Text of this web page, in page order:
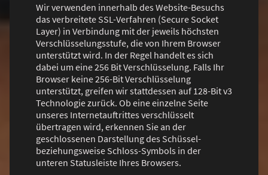
Wir verwenden innerhalb des Website-Besuchs
das verbreitete SSL-Verfahren (Secure Socket
Layer) in Verbindung mit der jeweils höchsten
Verschlüsselungsstufe, die von Ihrem Browser
unterstützt wird. In der Regel handelt es sich
dabei um eine 256 Bit Verschlüsselung. Falls Ihr
Browser keine 256-Bit Verschlüsselung
unterstützt, greifen wir stattdessen auf 128-Bit v3
Technologie zurück. Ob eine einzelne Seite
unseres Internetauftrittes verschlüsselt
übertragen wird, erkennen Sie an der
geschlossenen Darstellung des Schüssel-
beziehungsweise Schloss-Symbols in der
unteren Statusleiste Ihres Browsers.